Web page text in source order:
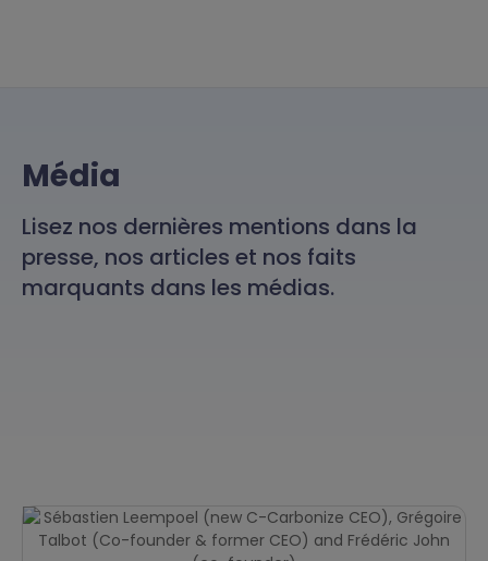
Média
Lisez nos dernières mentions dans la
presse, nos articles et nos faits
marquants dans les médias.